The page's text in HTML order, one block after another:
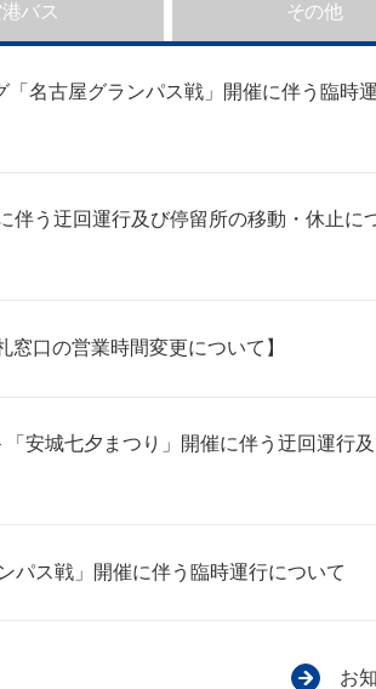
バス その他
名古屋グランパス戦」開催に伴う臨時
伴う迂回運行及び停留所の移動・休止に
口の営業時間変更について】
安城七夕まつり」開催に伴う迂回運行
パス戦」開催に伴う臨時運行について
お